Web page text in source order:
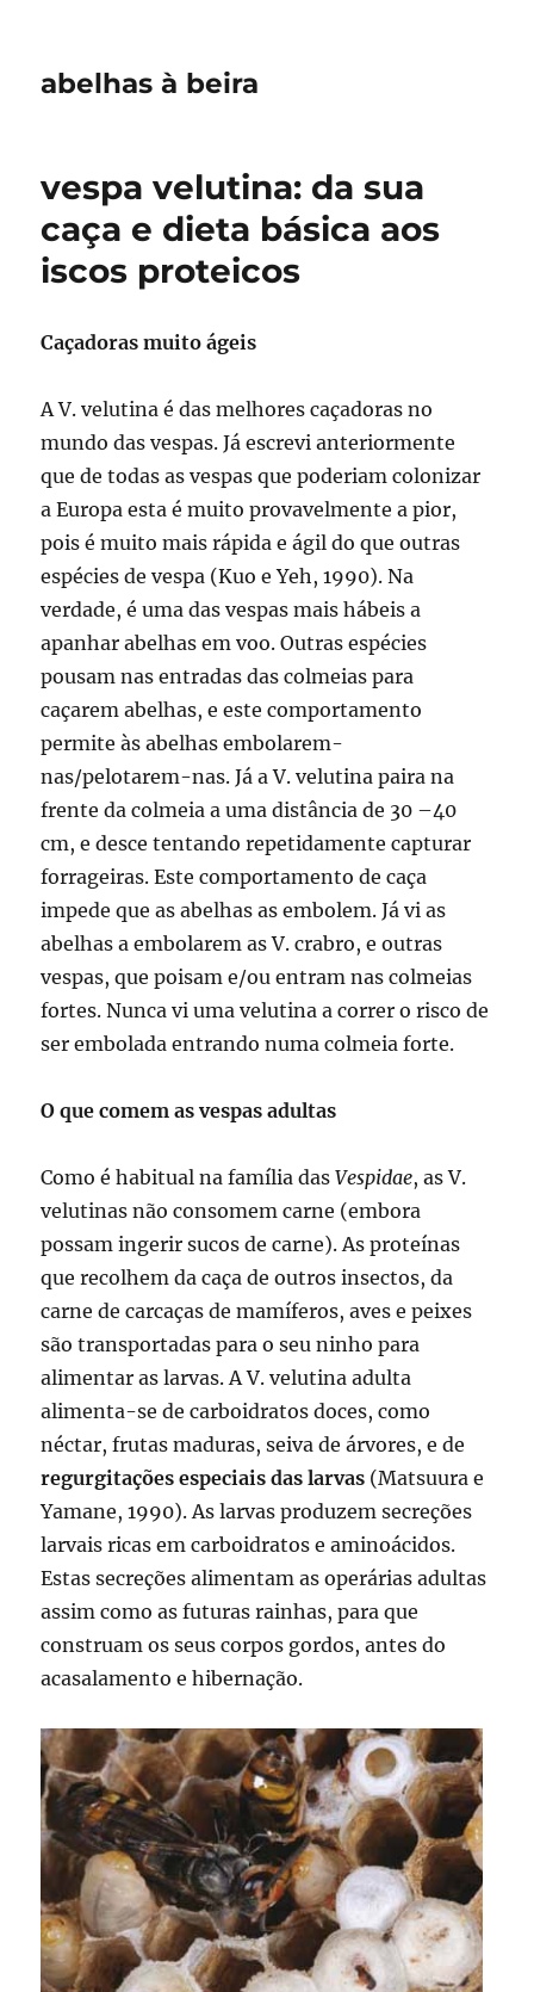
abelhas à beira
vespa velutina: da sua
caça e dieta básica aos
iscos proteicos
Caçadoras muito ágeis
A V. velutina é das melhores caçadoras no
mundo das vespas. Já escrevi anteriormente
que de todas as vespas que poderiam colonizar
a Europa esta é muito provavelmente a pior,
pois é muito mais rápida e ágil do que outras
espécies de vespa (Kuo e Yeh, 1990). Na
verdade, é uma das vespas mais hábeis a
apanhar abelhas em voo. Outras espécies
pousam nas entradas das colmeias para
caçarem abelhas, e este comportamento
permite às abelhas embolarem-
nas/pelotarem-nas. Já a V. velutina paira na
frente da colmeia a uma distância de 30 –40
cm, e desce tentando repetidamente capturar
forrageiras. Este comportamento de caça
impede que as abelhas as embolem. Já vi as
abelhas a embolarem as V. crabro, e outras
vespas, que poisam e/ou entram nas colmeias
fortes. Nunca vi uma velutina a correr o risco de
ser embolada entrando numa colmeia forte.
O que comem as vespas adultas
Como é habitual na família dasVespidae, as V.
velutinas não consomem carne (embora
possam ingerir sucos de carne). As proteínas
que recolhem da caça de outros insectos, da
carne de carcaças de mamíferos, aves e peixes
são transportadas para o seu ninho para
alimentar as larvas. A V. velutina adulta
alimenta-se de carboidratos doces, como
néctar, frutas maduras, seiva de árvores, e de
regurgitações especiais das larvas (Matsuura e
Yamane, 1990). As larvas produzem secreções
larvais ricas em carboidratos e aminoácidos.
Estas secreções alimentam as operárias adultas
assim como as futuras rainhas, para que
construam os seus corpos gordos, antes do
acasalamento e hibernação.